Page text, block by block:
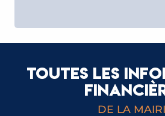
TOUTES LES
DE LA
TAUX COMMUNAUX